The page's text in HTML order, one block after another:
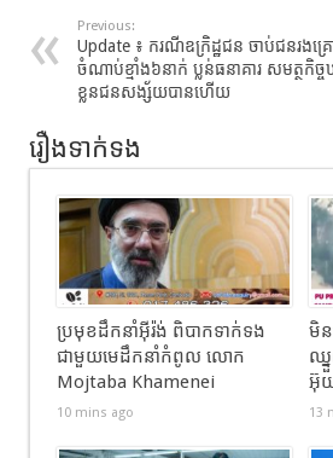
Previous:
Update ៖ ករណីឧក្រិដ្ឋជន ចាប់ជនរងគ្រ
ចំណាប់ខ្មាំង៦នាក់ ប្លន់ធនាគារ សមត្ថកិច្
ខ្លួនជនសង្ស័យបានហើយ
រឿងទាក់ទង
ប្រមុខដឹកនាំអ៊ីរ៉ង់ ពិបាកទាក់ទង
ជាមួយមេដឹកនាំកំពូល លោក
Mojtaba Khamenei
10 mins ago
មិ
ឈ្
អ៊ុ
13